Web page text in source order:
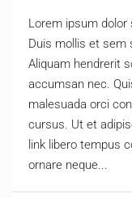
Lorem ipsum
Duis mollis et sem
Aliquam hendrerit
accumsan nec.
malesuada orci
cursus. Ut et
link libero tempus
ornare neque...